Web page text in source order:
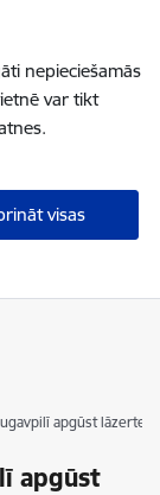
nepieciešamās
var tikt
visas
apgūst
apgūst